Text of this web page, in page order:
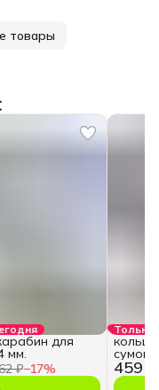
товары
₽−17%
для
мм.
Только
459 ₽
сумок,